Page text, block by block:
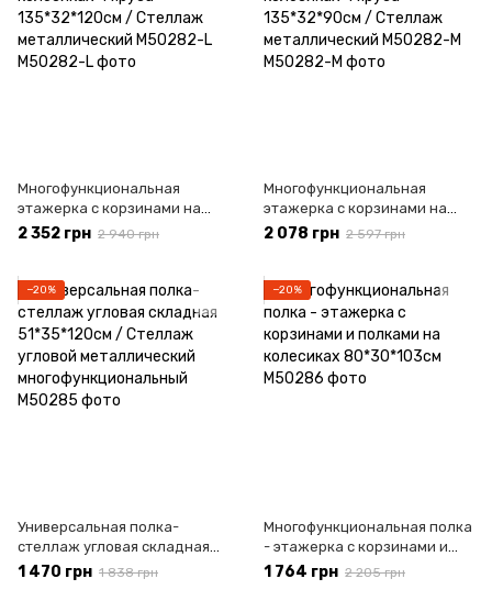
Многофункциональная
этажерка с корзинами на
колесиках 4 яруса
2 352 грн 2 940 грн
Многофункциональная
этажерка с корзинами на
колесиках 4 яруса
2 078 грн 2 597 грн
−20%
Универсальная полка-
стеллаж угловая складная
51*35*120см / Стеллаж
1 470 грн 1 838 грн
−20%
Многофункциональная полка
- этажерка с корзинами и
полками на колесиках
1 764 грн 2 205 грн